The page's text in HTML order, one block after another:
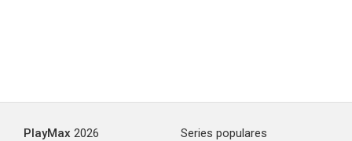
PlayMax 2026
Series populares